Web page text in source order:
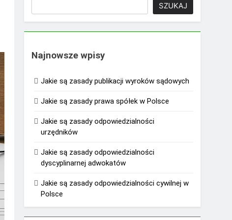
SZUKAJ
Najnowsze wpisy
Jakie są zasady publikacji wyroków sądowych
Jakie są zasady prawa spółek w Polsce
Jakie są zasady odpowiedzialności
urzędników
Jakie są zasady odpowiedzialności
dyscyplinarnej adwokatów
Jakie są zasady odpowiedzialności cywilnej w
Polsce